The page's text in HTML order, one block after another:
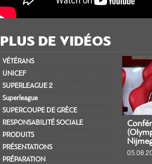
PLUS DE VIDÉOS
VÉTÉRANS
UNICEF
SUPERLEAGUE 2
Superleague
SUPERCOUPE DE GRÈCE
RESPONSABILITÉ SOCIALE
PRODUITS
PRÉSENTATIONS
PRÉPARATION